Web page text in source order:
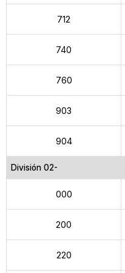
712
740
760
903
904
División 02-
000
200
220